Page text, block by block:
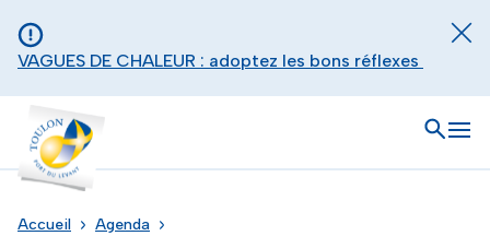
VAGUES DE CHALEUR : adoptez les bons réflexes
Toulon - Port du levant, retour à l'accueil
Ouvrir
Accueil
Agenda